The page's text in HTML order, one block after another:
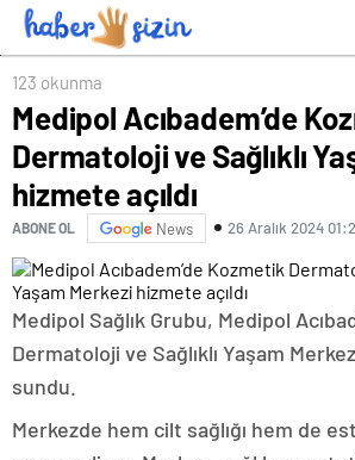
123 okunma
Medipol Acıbadem’de
Dermatoloji ve Sağlıklı
hizmete açıldı
ABONE OL News 26 Aralık 2024
Medipol Sağlık Grubu, Medipol
Dermatoloji ve Sağlıklı Yaşam
sundu.
Merkezde hem cilt sağlığı hem de